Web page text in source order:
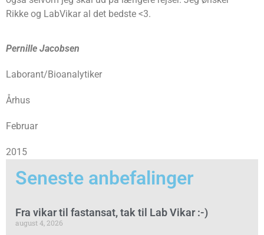
Rikke og LabVikar al det bedste <3.
Pernille Jacobsen
Laborant/Bioanalytiker
Århus
Februar
2015
Seneste anbefalinger
Fra vikar til fastansat, tak til Lab Vikar :-)
august 4, 2026